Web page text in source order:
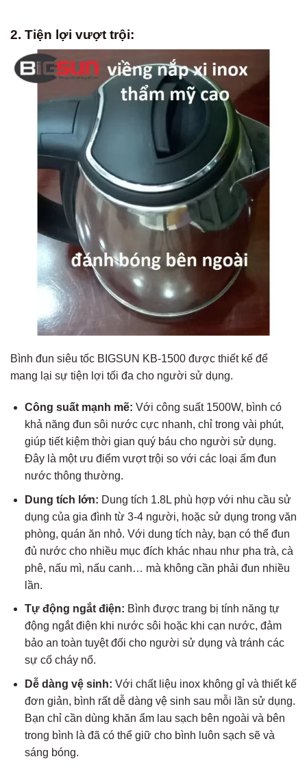
2. Tiện lợi vượt trội:
Bình đun siêu tốc BIGSUN KB-1500 được thiết kế để
mang lại sự tiện lợi tối đa cho người sử dụng.
Công suất mạnh mẽ: Với công suất 1500W, bình có
khả năng đun sôi nước cực nhanh, chỉ trong vài phút,
giúp tiết kiệm thời gian quý báu cho người sử dụng.
Đây là một ưu điểm vượt trội so với các loại ấm đun
nước thông thường.
Dung tích lớn: Dung tích 1.8L phù hợp với nhu cầu sử
dụng của gia đình từ 3-4 người, hoặc sử dụng trong văn
phòng, quán ăn nhỏ. Với dung tích này, bạn có thể đun
đủ nước cho nhiều mục đích khác nhau như pha trà, cà
phê, nấu mì, nấu canh… mà không cần phải đun nhiều
lần.
Tự động ngắt điện: Bình được trang bị tính năng tự
động ngắt điện khi nước sôi hoặc khi cạn nước, đảm
bảo an toàn tuyệt đối cho người sử dụng và tránh các
sự cố cháy nổ.
Dễ dàng vệ sinh: Với chất liệu inox không gỉ và thiết kế
đơn giản, bình rất dễ dàng vệ sinh sau mỗi lần sử dụng.
Bạn chỉ cần dùng khăn ẩm lau sạch bên ngoài và bên
trong bình là đã có thể giữ cho bình luôn sạch sẽ và
sáng bóng.